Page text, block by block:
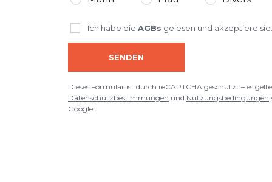
Ich habe die AGBs gelesen und akzeptiere sie.
SENDEN
Dieses Formular ist durch reCAPTCHA geschützt – es
Datenschutzbestimmungen und Nutzungsbedingungen
Google.